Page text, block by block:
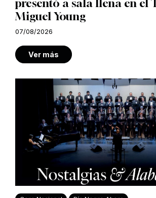
presentó a sala llena en el
Miguel Young
07/08/2026
Ver más